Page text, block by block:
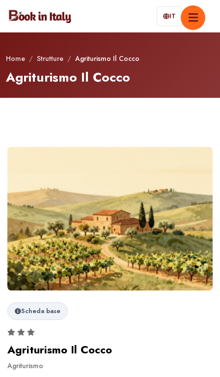
IT
Home / Strutture / Agriturismo Il Cocco
Agriturismo Il Cocco
Scheda base
Agriturismo Il Cocco
Agriturismo